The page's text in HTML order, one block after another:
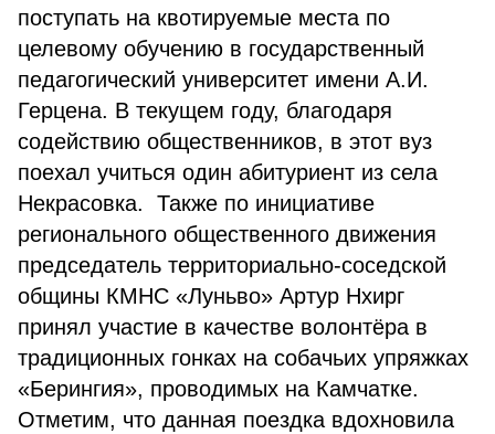
поступать на квотируемые места по
целевому обучению в государственный
педагогический университет имени А.И.
Герцена. В текущем году, благодаря
содействию общественников, в этот вуз
поехал учиться один абитуриент из села
Некрасовка. Также по инициативе
регионального общественного движения
председатель территориально-соседской
общины КМНС «Луньво» Артур Нхирг
принял участие в качестве волонтёра в
традиционных гонках на собачьих упряжках
«Берингия», проводимых на Камчатке.
Отметим, что данная поездка вдохновила